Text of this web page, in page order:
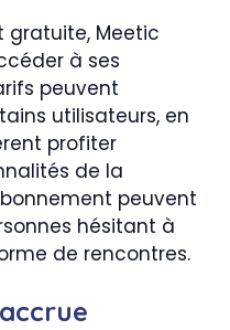
gratuite, Meetic
à ses
peuvent
utilisateurs, en
profiter
de la
peuvent
hésitant à
de rencontres.